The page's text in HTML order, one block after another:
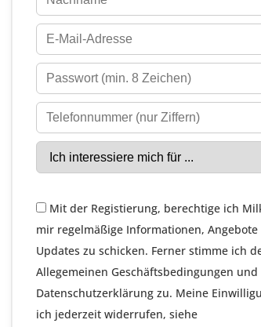
Mit der Registierung, berechtige ich
mir regelmäßige Informationen, Angebote
Updates zu schicken. Ferner stimme ich
Allegemeinen Geschäftsbedingungen
Datenschutzerklärung zu. Meine
ich jederzeit widerrufen, siehe